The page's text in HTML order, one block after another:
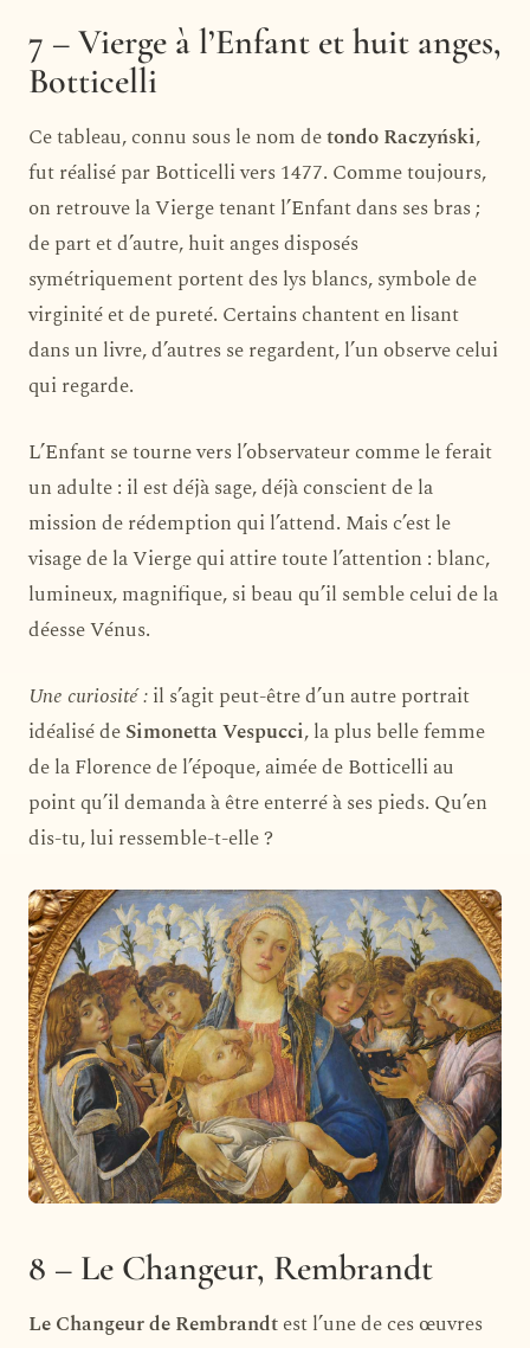
7 – Vierge à l’Enfant et huit anges,
Botticelli
Ce tableau, connu sous le nom detondo Raczyński,
fut réalisé par Botticelli vers 1477. Comme toujours,
on retrouve la Vierge tenant l’Enfant dans ses bras ;
de part et d’autre, huit anges disposés
symétriquement portent des lys blancs, symbole de
virginité et de pureté. Certains chantent en lisant
dans un livre, d’autres se regardent, l’un observe celui
qui regarde.
L’Enfant se tourne vers l’observateur comme le ferait
un adulte : il est déjà sage, déjà conscient de la
mission de rédemption qui l’attend. Mais c’est le
visage de la Vierge qui attire toute l’attention : blanc,
lumineux, magnifique, si beau qu’il semble celui de la
déesse Vénus.
Une curiosité :il s’agit peut-être d’un autre portrait
idéalisé deSimonetta Vespucci, la plus belle femme
de la Florence de l’époque, aimée de Botticelli au
point qu’il demanda à être enterré à ses pieds. Qu’en
dis-tu, lui ressemble-t-elle ?
8 – Le Changeur, Rembrandt
Le Changeur de Rembrandtest l’une de ces œuvres